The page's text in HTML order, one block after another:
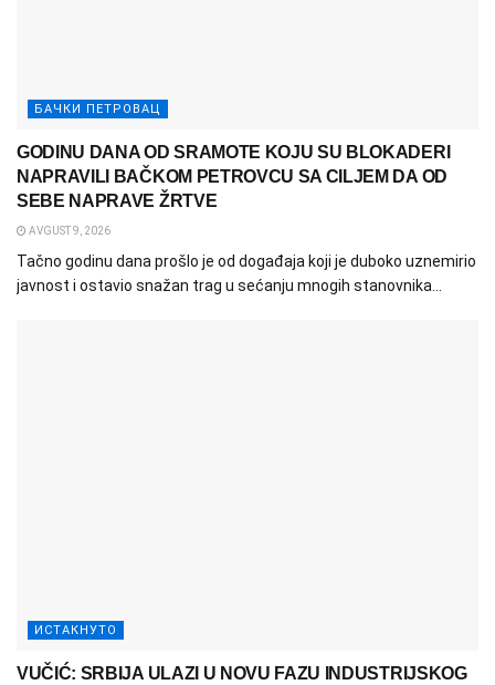
БАЧКИ ПЕТРОВАЦ
GODINU DANA OD SRAMOTE KOJU SU BLOKADERI
NAPRAVILI BAČKOM PETROVCU SA CILJEM DA OD
SEBE NAPRAVE ŽRTVE
AVGUST 9, 2026
Tačno godinu dana prošlo je od događaja koji je duboko uznemirio
javnost i ostavio snažan trag u sećanju mnogih stanovnika...
ИСТАКНУТО
VUČIĆ: SRBIJA ULAZI U NOVU FAZU INDUSTRIJSKOG